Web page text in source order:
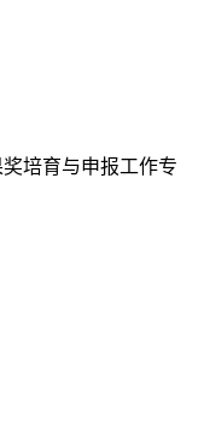
培育与申报工作专